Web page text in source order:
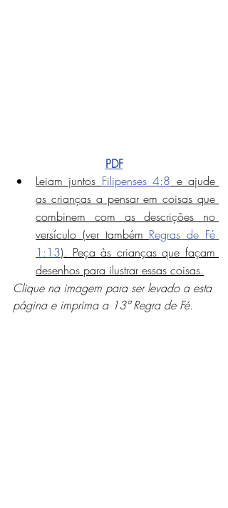
PDF
Leiam juntos Filipenses 4:8 e ajude
as crianças a pensar em coisas que
combinem com as descrições no
versículo (ver também Regras de Fé
1:13). Peça às crianças que façam
desenhos para ilustrar essas coisas.
Clique na imagem para ser levado a esta
página e imprima a 13ª Regra de Fé.